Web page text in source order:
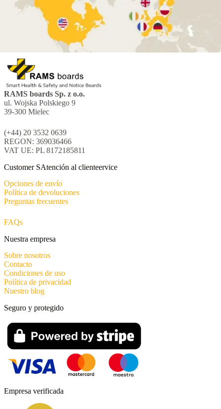
RAMS boards Sp. z o.o.
ul. Wojska Polskiego 9
39-300 Mielec
(+44) 20 3532 0639
REGON: 369036466
VAT UE: PL 8172185811
Customer SAtención al clienteervice
Opciones de envío
Política de devoluciones
Preguntas frecuentes
FAQs
Nuestra empresa
Sobre nosotros
Contacto
Condiciones de uso
Política de privacidad
Nuestro blog
Empresa verificada
Seguro y protegido